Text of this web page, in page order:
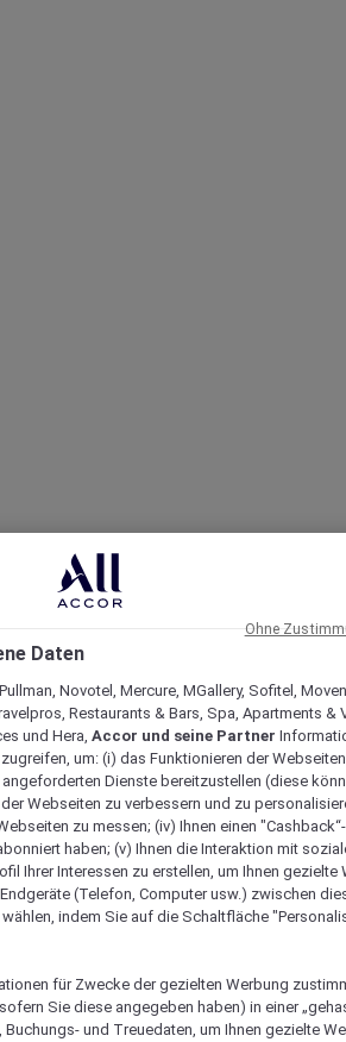
Daten
Novotel, Mercure, MGallery, Sofitel,
Restaurants & Bars, Spa, Apartments &
und Hera, Accor und seine Partner
um: (i) das Funktionieren der
Dienste bereitzustellen (diese
Webseiten zu verbessern und zu
zu messen; (iv) Ihnen einen
haben; (v) Ihnen die Interaktion mit
Ihrer Interessen zu erstellen, um Ihnen gezielte
(Telefon, Computer usw.) zwischen
indem Sie auf die Schaltfläche
für Zwecke der gezielten Werbung
Sie diese angegeben haben) in einer
und Treuedaten, um Ihnen gezielte
Ohne